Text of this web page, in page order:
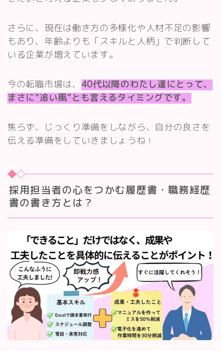
さらに、現在は働き方の多様化や人材不足の影響
もあり、年齢よりも「スキルと人柄」で判断して
いる企業が増えています。
今の転職市場は、 40代以降のわたし達にとって、
まさに“追い風”とも言えるタイミングです。
焦らず、じっくり準備をしながら、自分の良さを
伝える準備をしていきましょうね ！
採用担当者の心をつかむ履歴書・職務経歴
書の書き方とは？